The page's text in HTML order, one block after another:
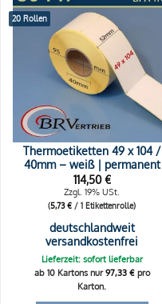
20 Rollen
Thermoetiketten 49 x 104 /
40mm – weiß | permanent
114,50€
Zzgl. 19% USt.
(5,73€ / 1 Etikettenrolle)
deutschlandweit
versandkostenfrei
Lieferzeit: sofort lieferbar
ab 10 Kartons nur97,33 €pro
Karton.